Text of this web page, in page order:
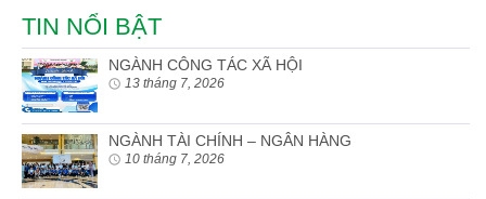
TIN NỔI BẬT
NGÀNH CÔNG TÁC XÃ HỘI
13 tháng 7, 2026
NGÀNH TÀI CHÍNH – NGÂN HÀNG
10 tháng 7, 2026